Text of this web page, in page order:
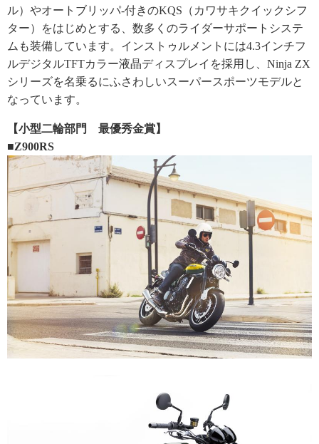
ル）やオートブリッパ-付きのKQS（カワサキクイックシフ
ター）をはじめとする、数多くのライダーサポートシステ
ムも装備しています。インストゥルメントには4.3インチフ
ルデジタルTFTカラー液晶ディスプレイを採用し、Ninja ZX
シリーズを名乗るにふさわしいスーパースポーツモデルと
なっています。
【小型二輪部門 最優秀金賞】
■Z900RS